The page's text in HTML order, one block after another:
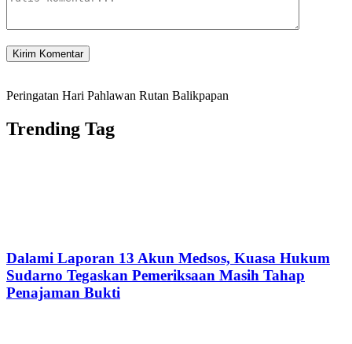
Peringatan Hari Pahlawan Rutan Balikpapan
Trending Tag
Dalami Laporan 13 Akun Medsos, Kuasa Hukum
Sudarno Tegaskan Pemeriksaan Masih Tahap
Penajaman Bukti